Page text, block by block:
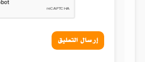
إرسال التعليق